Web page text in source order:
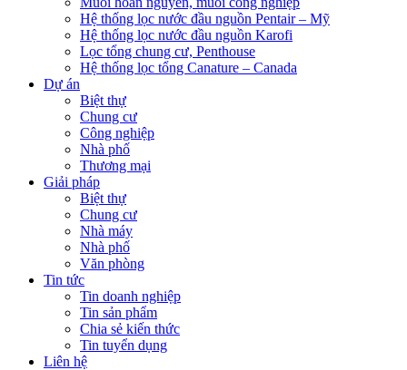
Hệ thống lọc nước đầu nguồn Pentair – Mỹ
Hệ thống lọc nước đầu nguồn Karofi
Lọc tổng chung cư, Penthouse
Hệ thống lọc tổng Canature – Canada
Dự án
Biệt thự
Chung cư
Công nghiệp
Nhà phố
Thương mại
Giải pháp
Biệt thự
Chung cư
Nhà máy
Nhà phố
Văn phòng
Tin tức
Tin doanh nghiệp
Tin sản phẩm
Chia sẻ kiến thức
Tin tuyển dụng
Liên hệ